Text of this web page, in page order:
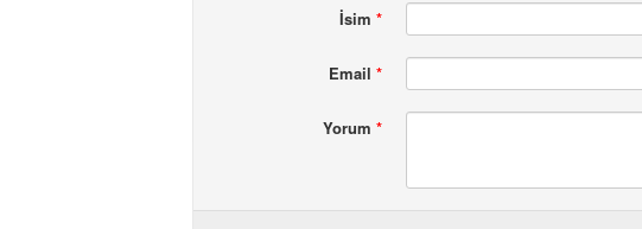
İsim *
Email *
Yorum *